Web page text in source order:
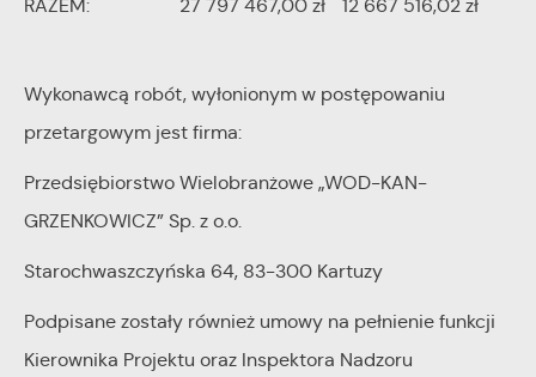
RAZEM: 27 797 467,00 zł 12 667 516,02 zł
Wykonawcą robót, wyłonionym w postępowaniu
przetargowym jest firma:
Przedsiębiorstwo Wielobranżowe „WOD-KAN-
GRZENKOWICZ” Sp. z o.o.
Starochwaszczyńska 64, 83-300 Kartuzy
Podpisane zostały również umowy na pełnienie funkcji
Kierownika Projektu oraz Inspektora Nadzoru